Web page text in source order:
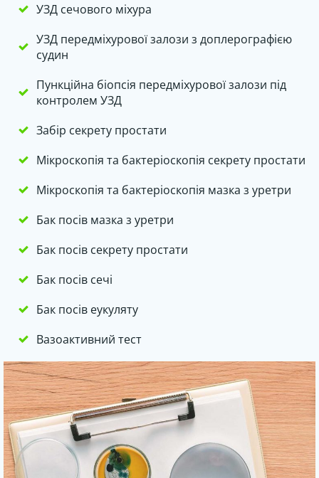
УЗД сечового міхура
УЗД передміхурової залози з доплерографією
судин
Пункційна біопсія передміхурової залози під
контролем УЗД
Забір секрету простати
Мікроскопія та бактеріоскопія секрету простати
Мікроскопія та бактеріоскопія мазка з уретри
Бак посів мазка з уретри
Бак посів секрету простати
Бак посів сечі
Бак посів еукуляту
Вазоактивний тест